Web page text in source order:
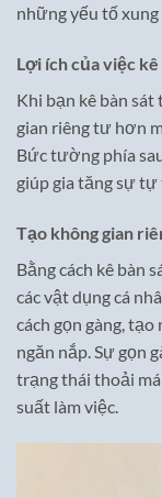
những yếu tố xung
Lợi ích của việc
Khi bạn kê bàn
gian riêng tư hơn
Bức tường phía
giúp gia tăng sự
Tạo không gian
Bằng cách kê bàn
các vật dụng cá
cách gọn gàng,
ngăn nắp. Sự gọn
trạng thái thoải
suất làm việc.